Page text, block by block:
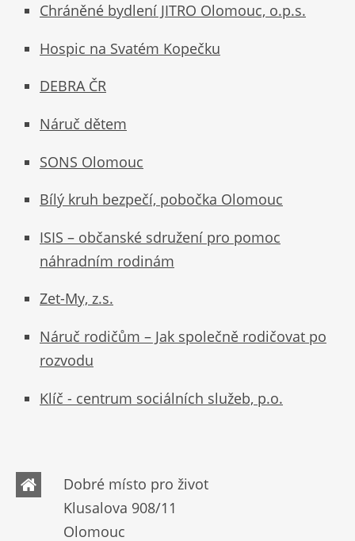
Chráněné bydlení JITRO Olomouc, o.p.s.
Hospic na Svatém Kopečku
DEBRA ČR
Náruč dětem
SONS Olomouc
Bílý kruh bezpečí, pobočka Olomouc
ISIS – občanské sdružení pro pomoc
náhradním rodinám
Zet-My, z.s.
Náruč rodičům – Jak společně rodičovat po
rozvodu
Klíč - centrum sociálních služeb, p.o.
Dobré místo pro život
Klusalova 908/11
Olomouc